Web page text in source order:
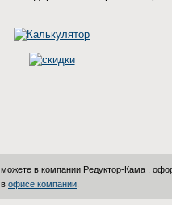
в компании Редуктор-Кама ,
офисе компании